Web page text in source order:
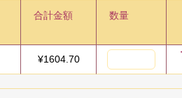
合計金額 数量
¥1604.70